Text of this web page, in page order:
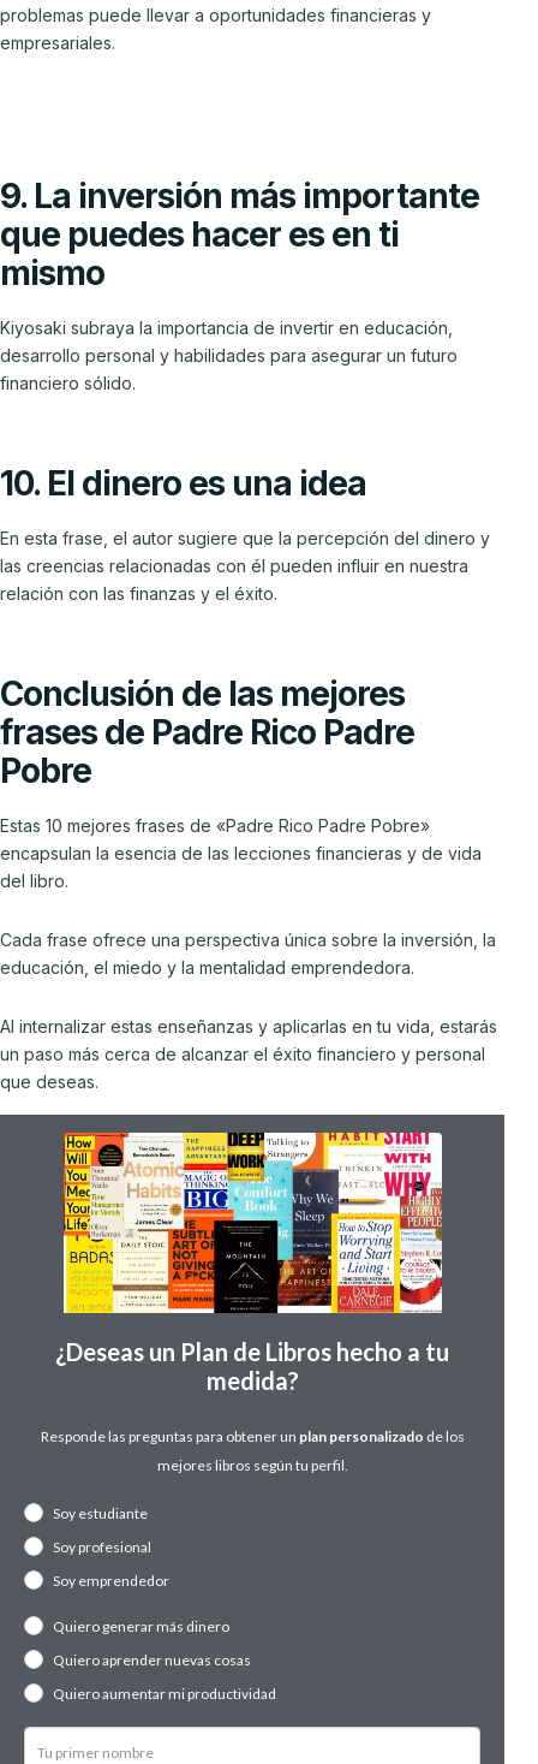
problemas puede llevar a oportunidades financieras y
empresariales.
9. La inversión más importante
que puedes hacer es en ti
mismo
Kiyosaki subraya la importancia de invertir en educación,
desarrollo personal y habilidades para asegurar un futuro
financiero sólido.
10. El dinero es una idea
En esta frase, el autor sugiere que la percepción del dinero y
las creencias relacionadas con él pueden influir en nuestra
relación con las finanzas y el éxito.
Conclusión de las mejores
frases de Padre Rico Padre
Pobre
Estas 10 mejores frases de «Padre Rico Padre Pobre»
encapsulan la esencia de las lecciones financieras y de vida
del libro.
Cada frase ofrece una perspectiva única sobre la inversión, la
educación, el miedo y la mentalidad emprendedora.
Al internalizar estas enseñanzas y aplicarlas en tu vida, estarás
un paso más cerca de alcanzar el éxito financiero y personal
que deseas.
¿Deseas un Plan de Libros hecho a tu
medida?
Responde las preguntas para obtener un planpersonalizado de los
mejores libros según tu perfil.
Soy estudiante
Soy profesional
Soy emprendedor
Quiero generar más dinero
Quiero aprender nuevas cosas
Quiero aumentar mi productividad